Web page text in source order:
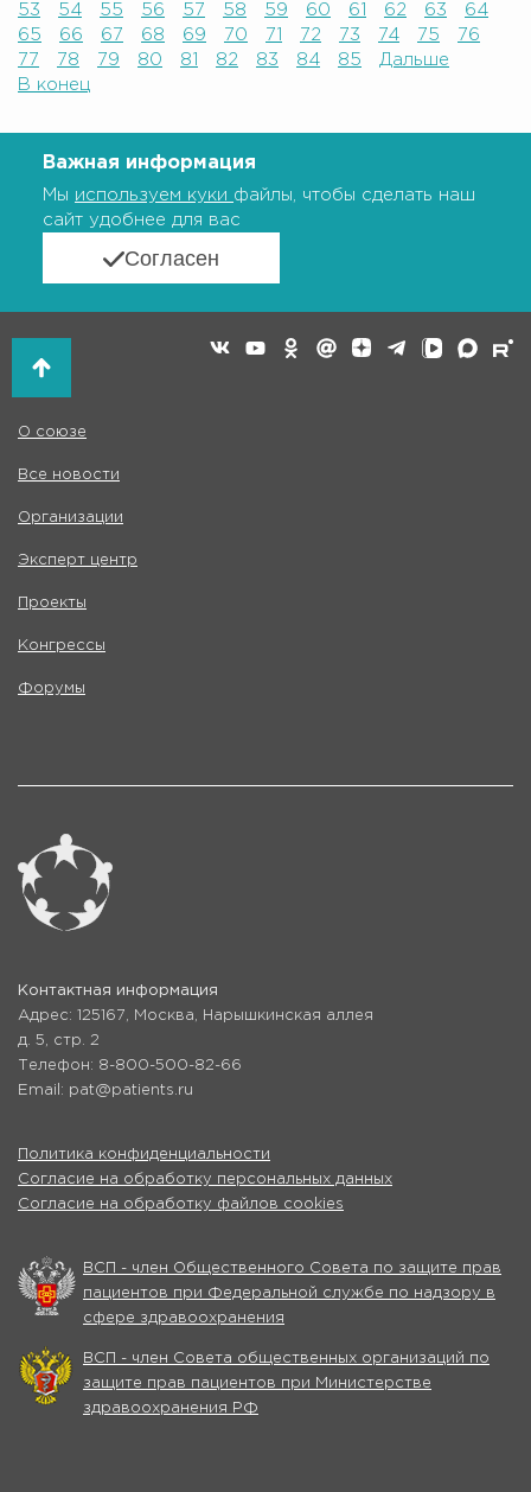
53
54 55 56 57 58 59 60 61 62 63
64
65
66 67 68 69 70 71 72 73 74 75
76
77
78 79 80 81 82 83 84 85
Дальше
В конец
Важная информация
Мы используем куки файлы, чтобы сделать наш
сайт удобнее для вас
Согласен
О союзе
Все новости
Организации
Эксперт центр
Проекты
Конгрессы
Форумы
Контактная информация
Адрес: 125167, Москва, Нарышкинская аллея
д. 5, стр. 2
Телефон: 8-800-500-82-66
Email: pat@patients.ru
Политика конфиденциальности
Согласие на обработку персональных данных
Согласие на обработку файлов cookies
ВСП - член Общественного Совета по защите прав
пациентов при Федеральной службе по надзору в
сфере здравоохранения
ВСП - член Совета общественных организаций по
защите прав пациентов при Министерстве
здравоохранения РФ